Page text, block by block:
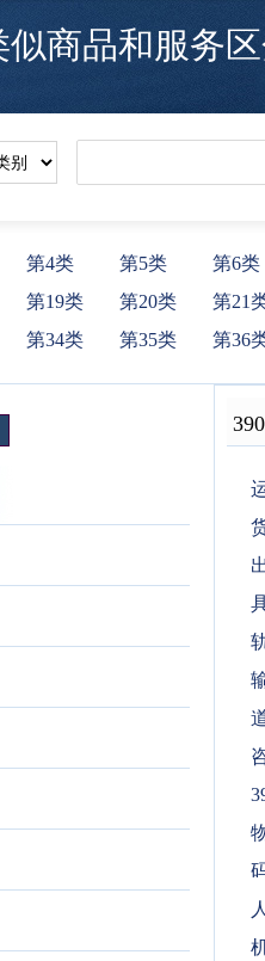
商品和服务区
第4类 第5类
第6类
第19类 第20类
第21
第34类 第35类 第36